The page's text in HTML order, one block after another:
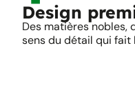
Design
Des matières nobles,
sens du détail qui fait